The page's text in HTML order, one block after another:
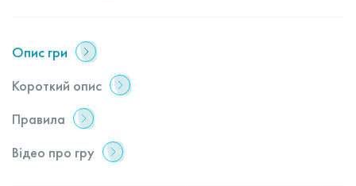
Опис гри
Короткий опис
Правила
Відео про гру